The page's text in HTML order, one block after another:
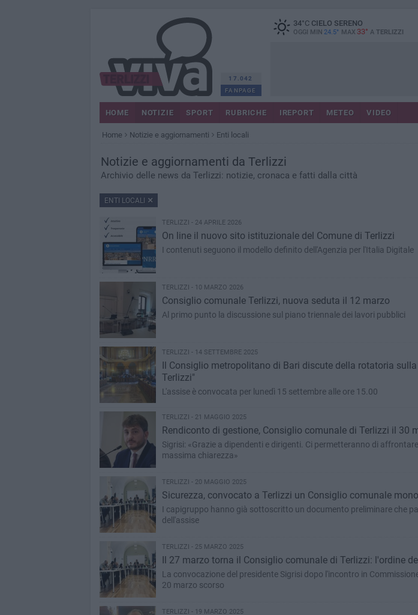
17.042
FANPAGE
34°CCIELO SERENO
OGGI MIN 24.5° MAX 33° A TERLIZZI
HOME NOTIZIE SPORT RUBRICHE IREPORT METEO VIDEO
Home Notizie e aggiornamenti Enti locali
Notizie e aggiornamenti da Terlizzi
Archivio delle news da Terlizzi: notizie, cronaca e fatti dalla città
ENTI LOCALI
TERLIZZI - 24 APRILE 2026
On line il nuovo sito istituzionale del Comune di Terlizzi
I contenuti seguono il modello definito dell'Agenzia per l'Italia Digitale
TERLIZZI - 10 MARZO 2026
Consiglio comunale Terlizzi, nuova seduta il 12 marzo
Al primo punto la discussione sul piano triennale dei lavori pubblici
TERLIZZI - 14 SETTEMBRE 2025
Il Consiglio metropolitano di Bari discute della rotatoria
Terlizzi"
L'assise è convocata per lunedì 15 settembre alle ore 15.00
TERLIZZI - 21 MAGGIO 2025
Rendiconto di gestione, Consiglio comunale di Terlizzi il 30
Sigrisi: «Grazie a dipendenti e dirigenti. Ci permetteranno di
massima chiarezza»
TERLIZZI - 20 MAGGIO 2025
Sicurezza, convocato a Terlizzi un Consiglio comunale
I capigruppo hanno già sottoscritto un documento preliminare che
dell'assise
TERLIZZI - 25 MARZO 2025
Il 27 marzo torna il Consiglio comunale di Terlizzi: l'ordine
La convocazione del presidente Sigrisi dopo l'incontro in
20 marzo scorso
TERLIZZI - 19 MARZO 2025